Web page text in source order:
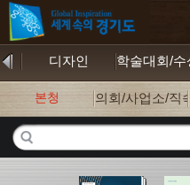
디자인 학술대회/수
본청 의회/사업소/직